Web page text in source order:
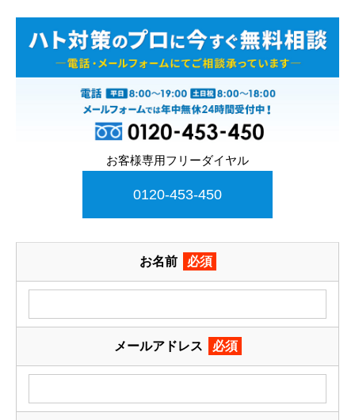
お客様専用フリーダイヤル
0120-453-450
お名前 必須
メールアドレス 必須